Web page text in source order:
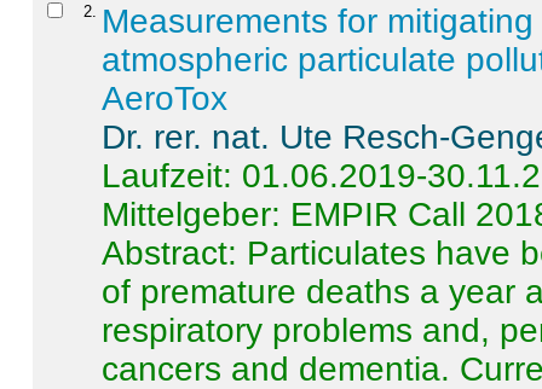
2
Measurements for
atmospheric particulate
AeroTox
Dr. rer. nat. Ute Resch-
Laufzeit: 01.06.2019-
Mittelgeber: EMPIR Call
Abstract: Particulates have
of premature deaths a year
respiratory problems and,
cancers and dementia.